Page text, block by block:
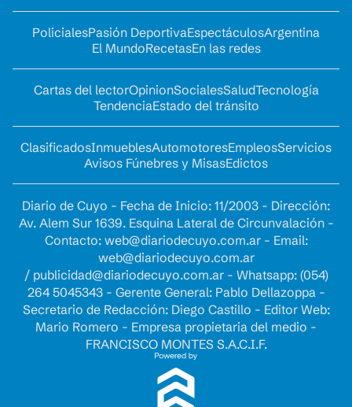
PolicialesPasión DeportivaEspectáculosArgentina
El MundoRecetasEn las redes
Cartas del lectorOpinionSocialesSaludTecnología
TendenciaEstado del tránsito
ClasificadosInmueblesAutomotoresEmpleosServicios
Avisos Fúnebres y MisasEdictos
Diario de Cuyo - Fecha de Inicio: 11/2003 - Dirección:
Av. Alem Sur 1639. Esquina Lateral de Circunvalación -
Contacto: web@diariodecuyo.com.ar- Email:
web@diariodecuyo.com.ar
/ publicidad@diariodecuyo.com.ar- Whatsapp: (054)
264 5045343 - Gerente General: Pablo Dellazoppa -
Secretario de Redacción: Diego Castillo - Editor Web:
Mario Romero - Empresa propietaria del medio -
FRANCISCO MONTES S.A.C.I.F.